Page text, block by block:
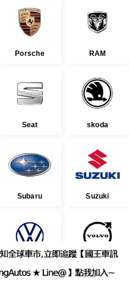
Porsche RAM
Seat skoda
Subaru Suzuki
Volkswagen Volvo